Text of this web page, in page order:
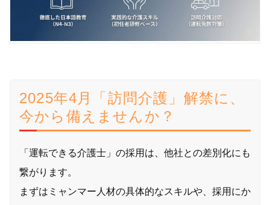
2025年4月「訪問介護」解禁に、
今から備えませんか？
「運転できる介護士」の採用は、他社との差別化にも
繋がります。
まずはミャンマー人材の具体的なスキルや、採用にか